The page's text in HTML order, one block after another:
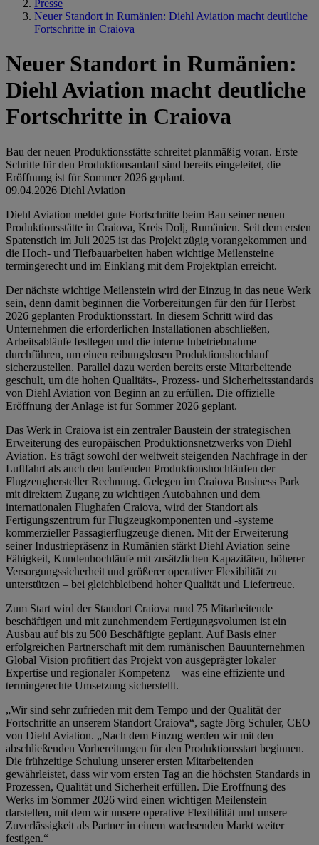
Presse
Neuer Standort in Rumänien: Diehl Aviation macht deutliche
Fortschritte in Craiova
Neuer Standort in Rumänien:
Diehl Aviation macht deutliche
Fortschritte in Craiova
Bau der neuen Produktionsstätte schreitet planmäßig voran. Erste
Schritte für den Produktionsanlauf sind bereits eingeleitet, die
Eröffnung ist für Sommer 2026 geplant.
09.04.2026 Diehl Aviation
Diehl Aviation meldet gute Fortschritte beim Bau seiner neuen
Produktionsstätte in Craiova, Kreis Dolj, Rumänien. Seit dem ersten
Spatenstich im Juli 2025 ist das Projekt zügig vorangekommen und
die Hoch- und Tiefbauarbeiten haben wichtige Meilensteine
termingerecht und im Einklang mit dem Projektplan erreicht.
Der nächste wichtige Meilenstein wird der Einzug in das neue Werk
sein, denn damit beginnen die Vorbereitungen für den für Herbst
2026 geplanten Produktionsstart. In diesem Schritt wird das
Unternehmen die erforderlichen Installationen abschließen,
Arbeitsabläufe festlegen und die interne Inbetriebnahme
durchführen, um einen reibungslosen Produktionshochlauf
sicherzustellen. Parallel dazu werden bereits erste Mitarbeitende
geschult, um die hohen Qualitäts-, Prozess- und Sicherheitsstandards
von Diehl Aviation von Beginn an zu erfüllen. Die offizielle
Eröffnung der Anlage ist für Sommer 2026 geplant.
Das Werk in Craiova ist ein zentraler Baustein der strategischen
Erweiterung des europäischen Produktionsnetzwerks von Diehl
Aviation. Es trägt sowohl der weltweit steigenden Nachfrage in der
Luftfahrt als auch den laufenden Produktionshochläufen der
Flugzeughersteller Rechnung. Gelegen im Craiova Business Park
mit direktem Zugang zu wichtigen Autobahnen und dem
internationalen Flughafen Craiova, wird der Standort als
Fertigungszentrum für Flugzeugkomponenten und -systeme
kommerzieller Passagierflugzeuge dienen. Mit der Erweiterung
seiner Industriepräsenz in Rumänien stärkt Diehl Aviation seine
Fähigkeit, Kundenhochläufe mit zusätzlichen Kapazitäten, höherer
Versorgungssicherheit und größerer operativer Flexibilität zu
unterstützen – bei gleichbleibend hoher Qualität und Liefertreue.
Zum Start wird der Standort Craiova rund 75 Mitarbeitende
beschäftigen und mit zunehmendem Fertigungsvolumen ist ein
Ausbau auf bis zu 500 Beschäftigte geplant. Auf Basis einer
erfolgreichen Partnerschaft mit dem rumänischen Bauunternehmen
Global Vision profitiert das Projekt von ausgeprägter lokaler
Expertise und regionaler Kompetenz – was eine effiziente und
termingerechte Umsetzung sicherstellt.
„Wir sind sehr zufrieden mit dem Tempo und der Qualität der
Fortschritte an unserem Standort Craiova“, sagte Jörg Schuler, CEO
von Diehl Aviation. „Nach dem Einzug werden wir mit den
abschließenden Vorbereitungen für den Produktionsstart beginnen.
Die frühzeitige Schulung unserer ersten Mitarbeitenden
gewährleistet, dass wir vom ersten Tag an die höchsten Standards in
Prozessen, Qualität und Sicherheit erfüllen. Die Eröffnung des
Werks im Sommer 2026 wird einen wichtigen Meilenstein
darstellen, mit dem wir unsere operative Flexibilität und unsere
Zuverlässigkeit als Partner in einem wachsenden Markt weiter
festigen.“